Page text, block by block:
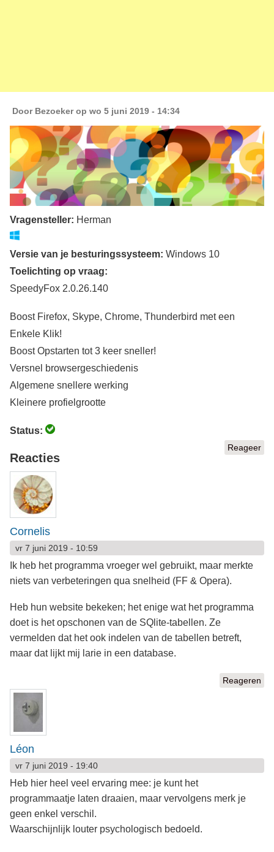
Door Bezoekerop wo 5 juni 2019 - 14:34
Vragensteller: Herman
Versie van je besturingssysteem: Windows 10
Toelichting op vraag:
SpeedyFox 2.0.26.140
Boost Firefox, Skype, Chrome, Thunderbird met een
Enkele Klik!
Boost Opstarten tot 3 keer sneller!
Versnel browsergeschiedenis
Algemene snellere werking
Kleinere profielgrootte
Status:
Reageer
Reacties
Cornelis
vr 7 juni 2019 - 10:59
Ik heb het programma vroeger wel gebruikt, maar merkte
niets van verbeteringen qua snelheid (FF & Opera).
Heb hun website bekeken; het enige wat het programma
doet is het opschonen van de SQlite-tabellen. Ze
vermelden dat het ook indelen van de tabellen betreft,
maar dat lijkt mij larie in een database.
Reageren
Léon
vr 7 juni 2019 - 19:40
Heb hier heel veel ervaring mee: je kunt het
programmaatje laten draaien, maar vervolgens merk je
geen enkel verschil.
Waarschijnlijk louter psychologisch bedoeld.